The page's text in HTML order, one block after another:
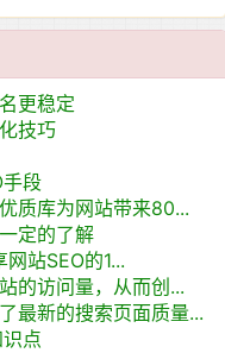
更稳定
技巧
段
质库为网站带来80...
定的了解
站SEO的1...
的访问量，从而创...
最新的搜索页面质量...
点